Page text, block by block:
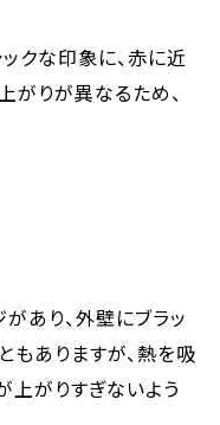
クな印象に、赤に近
がりが異なるため、
あり、外壁にブラッ
もありますが、熱を吸
上がりすぎないよう